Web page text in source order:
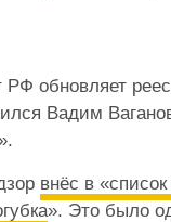
обновляет
Вадим
внёс в
». Это было